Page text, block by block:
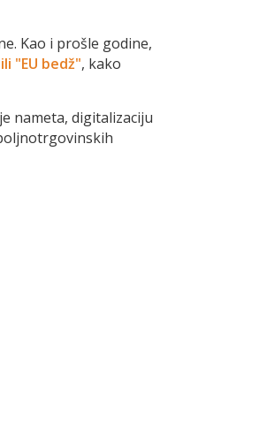
Kao i prošle godine,
"EU bedž", kako
nameta, digitalizaciju